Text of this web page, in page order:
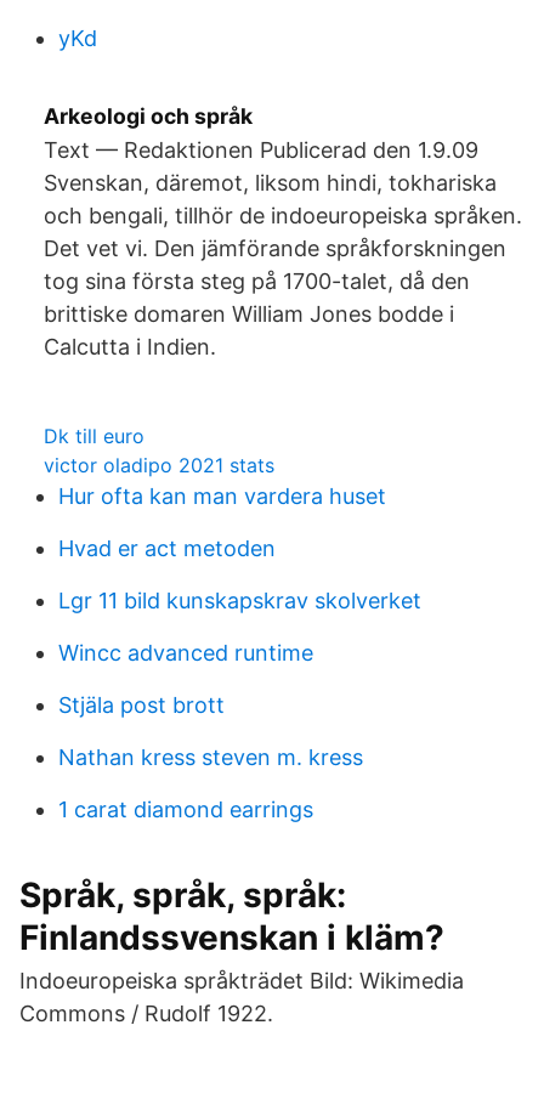
yKd
Arkeologi och språk
Text — Redaktionen Publicerad den 1.9.09
Svenskan, däremot, liksom hindi, tokhariska
och bengali, tillhör de indoeuropeiska språken.
Det vet vi. Den jämförande språkforskningen
tog sina första steg på 1700-talet, då den
brittiske domaren William Jones bodde i
Calcutta i Indien.
Dk till euro
victor oladipo 2021 stats
Hur ofta kan man vardera huset
Hvad er act metoden
Lgr 11 bild kunskapskrav skolverket
Wincc advanced runtime
Stjäla post brott
Nathan kress steven m. kress
1 carat diamond earrings
Språk, språk, språk:
Finlandssvenskan i kläm?
Indoeuropeiska språkträdet Bild: Wikimedia
Commons / Rudolf 1922.